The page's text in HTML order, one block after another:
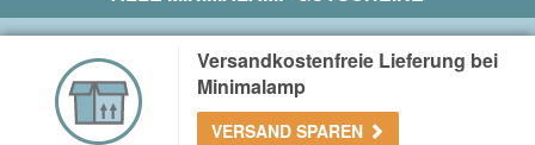
Versandkostenfreie Lieferung bei
Minimalamp
VERSAND SPAREN